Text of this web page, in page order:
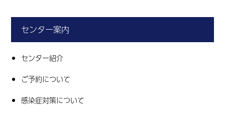
センター案内
センター紹介
ご予約について
感染症対策について